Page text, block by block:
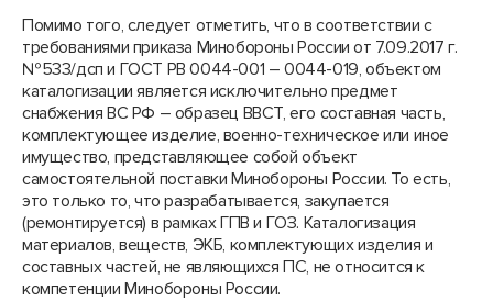
Помимо того, следует отметить, что в соответствии с
требованиями приказа Минобороны России от 7.09.2017 г.
№533/дсп и ГОСТ РВ 0044-001 – 0044-019, объектом
каталогизации является исключительно предмет
снабжения ВС РФ – образец ВВСТ, его составная часть,
комплектующее изделие, военно-техническое или иное
имущество, представляющее собой объект
самостоятельной поставки Минобороны России. То есть,
это только то, что разрабатывается, закупается
(ремонтируется) в рамках ГПВ и ГОЗ. Каталогизация
материалов, веществ, ЭКБ, комплектующих изделия и
составных частей, не являющихся ПС, не относится к
компетенции Минобороны России.